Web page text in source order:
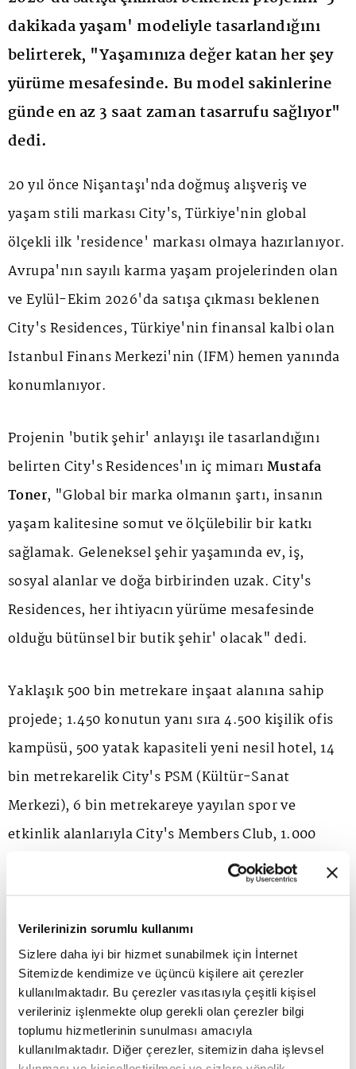
Verilerinizin sorumlu kullanımı
Sizlere daha iyi bir hizmet sunabilmek için İnternet
Sitemizde kendimize ve üçüncü kişilere ait çerezler
kullanılmaktadır. Bu çerezler vasıtasıyla çeşitli kişisel
verileriniz işlenmekte olup gerekli olan çerezler bilgi
toplumu hizmetlerinin sunulması amacıyla
kullanılmaktadır. Diğer çerezler, sitemizin daha işlevsel
dakikada yaşam' modeliyle tasarlandığını
belirterek, "Yaşamınıza değer katan her şey
yürüme mesafesinde. Bu model sakinlerine
günde en az 3 saat zaman tasarrufu sağlıyor"
dedi.
20 yıl önce Nişantaşı'nda doğmuş alışveriş ve
yaşam stili markası City's, Türkiye'nin global
ölçekli ilk 'residence' markası olmaya hazırlanıyor.
Avrupa'nın sayılı karma yaşam projelerinden olan
ve Eylül-Ekim 2026'da satışa çıkması beklenen
City's Residences, Türkiye'nin finansal kalbi olan
İstanbul Finans Merkezi'nin (İFM) hemen yanında
konumlanıyor.
Projenin 'butik şehir' anlayışı ile tasarlandığını
belirten City's Residences'ın iç mimarıMustafa
Toner, "Global bir marka olmanın şartı, insanın
yaşam kalitesine somut ve ölçülebilir bir katkı
sağlamak. Geleneksel şehir yaşamında ev, iş,
sosyal alanlar ve doğa birbirinden uzak. City's
Residences, her ihtiyacın yürüme mesafesinde
olduğu bütünsel bir butik şehir' olacak" dedi.
Yaklaşık 500 bin metrekare inşaat alanına sahip
projede; 1.450 konutun yanı sıra 4.500 kişilik ofis
kampüsü, 500 yatak kapasiteli yeni nesil hotel, 14
bin metrekarelik City's PSM (Kültür-Sanat
Merkezi), 6 bin metrekareye yayılan spor ve
etkinlik alanlarıyla City's Members Club, 1.000
metrekarelik City's lounge ve sosyal alanlar yer
alacak.
Evden ofise 2 dakika
Proje fonksiyonları arasındaki mesafeleri
somutlaştıran Toner, şunları kaydetti: "City's
Residences'ta evinizden ofisinize 2 dakikada,